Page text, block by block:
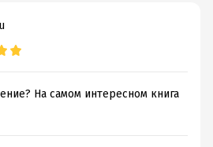
На самом интересном книга